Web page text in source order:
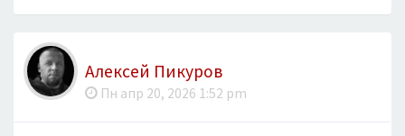
Алексей Пикуров
Пн апр 20, 2026 1:52 pm